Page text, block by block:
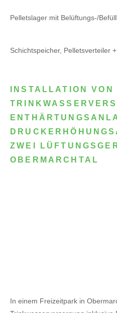
Pelletslager mit Belüftungs-/
Schichtspeicher, Pelletsverteiler
INSTALLATION VON
ZWEI
OBERMARCHTAL
In einem Freizeitpark in